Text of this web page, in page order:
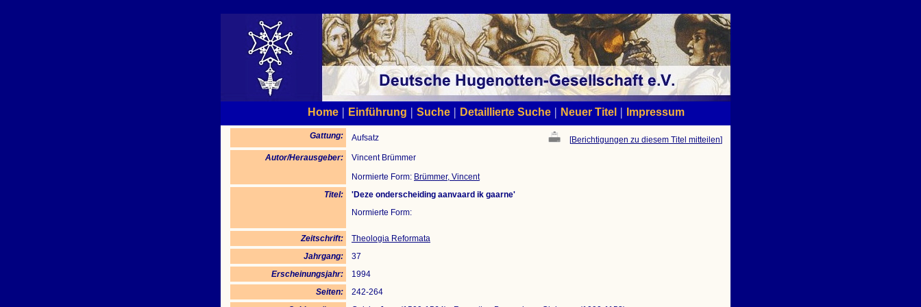
Home | Einführung | Suche | Detaillierte Suche | Neuer Titel | Impressum
Gattung: Aufsatz [Berichtigungen zu diesem Titel mitteilen]
Autor/Herausgeber:
Vincent Brümmer
Normierte Form: Brümmer, Vincent
Titel:
'Deze onderscheiding aanvaard ik gaarne'
Normierte Form:
Zeitschrift:
Theologia Reformata
Jahrgang:
37
Erscheinungsjahr:
1994
Seiten:
242-264